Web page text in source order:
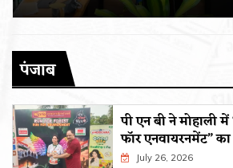
पंजाब
पी एन बी ने मोहाली
फॉर एनवायरनमेंट”
July 26, 2026